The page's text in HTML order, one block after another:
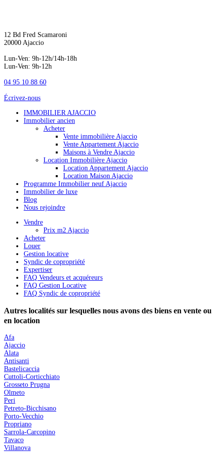
12 Bd Fred Scamaroni
20000 Ajaccio
Lun-Ven: 9h-12h/14h-18h
Lun-Ven: 9h-12h
04 95 10 88 60
Écrivez-nous
IMMOBILIER AJACCIO
Immobilier ancien
Acheter
Vente immobilière Ajaccio
Vente Appartement Ajaccio
Maisons à Vendre Ajaccio
Location Immobilière Ajaccio
Location Appartement Ajaccio
Location Maison Ajaccio
Programme Immobilier neuf Ajaccio
Immobilier de luxe
Blog
Nous rejoindre
Vendre
Prix m2 Ajaccio
Acheter
Louer
Gestion locative
Syndic de copropriété
Expertiser
FAQ Vendeurs et acquéreurs
FAQ Gestion Locative
FAQ Syndic de copropriété
Autres localités sur lesquelles nous avons des biens en vente ou
en location
Afa
Ajaccio
Alata
Antisanti
Bastelicaccia
Cuttoli-Corticchiato
Grosseto Prugna
Olmeto
Peri
Petreto-Bicchisano
Porto-Vecchio
Propriano
Sarrola-Carcopino
Tavaco
Villanova